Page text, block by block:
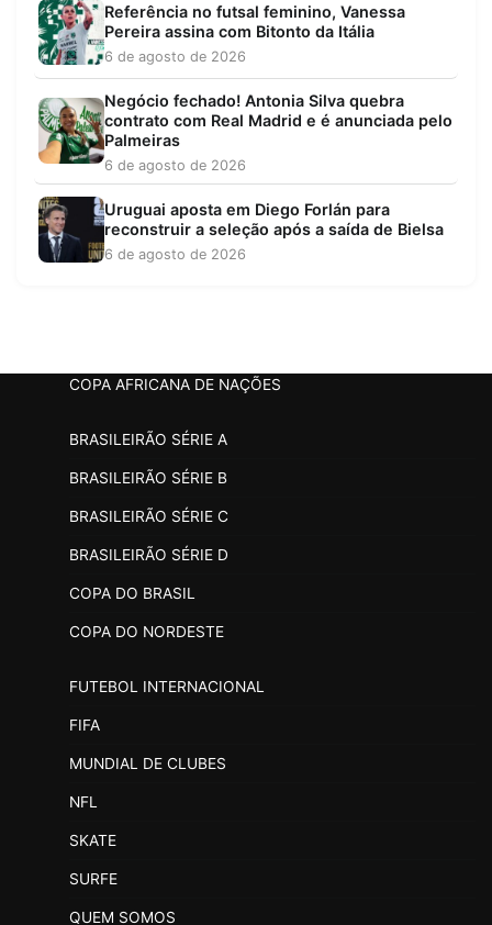
Referência no futsal feminino, Vanessa
Pereira assina com Bitonto da Itália
6 de agosto de 2026
Negócio fechado! Antonia Silva quebra
contrato com Real Madrid e é anunciada pelo
Palmeiras
6 de agosto de 2026
Uruguai aposta em Diego Forlán para
reconstruir a seleção após a saída de Bielsa
6 de agosto de 2026
COPA AFRICANA DE NAÇÕES
BRASILEIRÃO SÉRIE A
BRASILEIRÃO SÉRIE B
BRASILEIRÃO SÉRIE C
BRASILEIRÃO SÉRIE D
COPA DO BRASIL
COPA DO NORDESTE
FUTEBOL INTERNACIONAL
FIFA
MUNDIAL DE CLUBES
NFL
SKATE
SURFE
QUEM SOMOS